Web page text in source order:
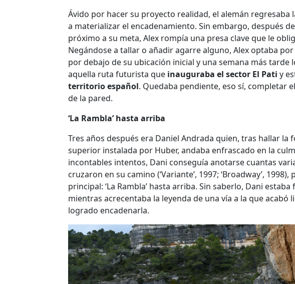
Ávido por hacer su proyecto realidad, el alemán
a materializar el encadenamiento. Sin embargo, después
próximo a su meta, Alex rompía una presa clave que le
Negándose a tallar o añadir agarre alguno, Alex optaba
por debajo de su ubicación inicial y una semana más
aquella ruta futurista que inauguraba el sector El Pati y
territorio español. Quedaba pendiente, eso sí, completar
de la pared.
‘La Rambla’ hasta arriba
Tres años después era Daniel Andrada quien, tras hallar la
superior instalada por Huber, andaba enfrascado en la
incontables intentos, Dani conseguía anotarse cuantas
cruzaron en su camino (‘Variante’, 1997; ‘Broadway’,
principal: ‘La Rambla’ hasta arriba. Sin saberlo, Dani
mientras acrecentaba la leyenda de una vía a la que
logrado encadenarla.